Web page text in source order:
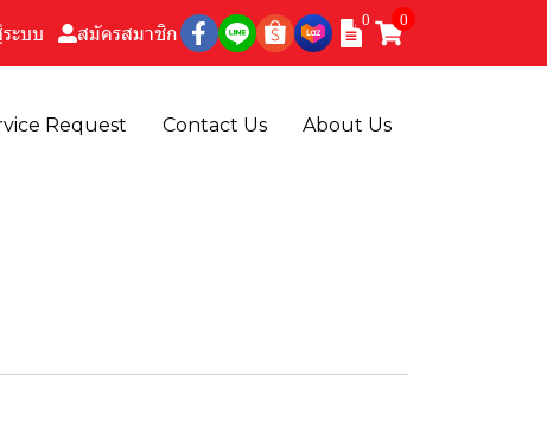
ะบบ สมัครสมาชิก
0 0
Request Contact Us About Us